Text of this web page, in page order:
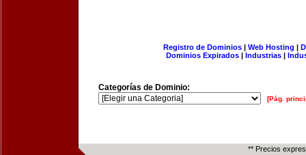
Registro de Dominios| Web Hosting |
Dominios Expirados | Industrias |
Categorías de Dominio:
[Pág.
** Precios